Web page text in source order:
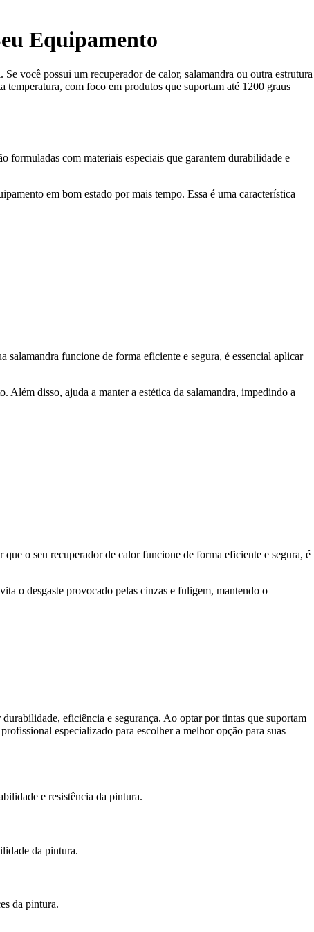
Equipamento
você possui um recuperador de calor, salamandra ou outra estrutura
temperatura, com foco em produtos que suportam até 1200 graus
formuladas com materiais especiais que garantem durabilidade e
em bom estado por mais tempo. Essa é uma característica
salamandra funcione de forma eficiente e segura, é essencial aplicar
Além disso, ajuda a manter a estética da salamandra, impedindo a
o seu recuperador de calor funcione de forma eficiente e segura, é
o desgaste provocado pelas cinzas e fuligem, mantendo o
eficiência e segurança. Ao optar por tintas que suportam
especializado para escolher a melhor opção para suas
e resistência da pintura.
da pintura.
da pintura.